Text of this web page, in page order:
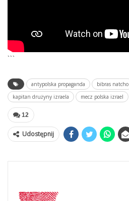
```
antypolska propaganda bibras natcho
kapitan drużyny izraela
mecz polska izrael
12
Udostępnij